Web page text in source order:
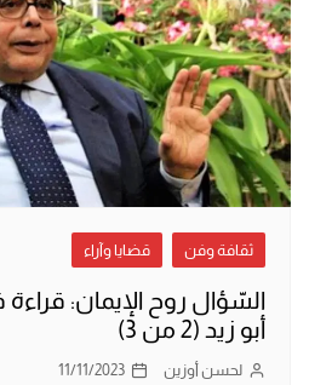
ثقافة وفن قضايا وآراء
السّؤال روح الإيمان:
أبو زيد (2 من 3)
لحسن أوزين 11/11/2023